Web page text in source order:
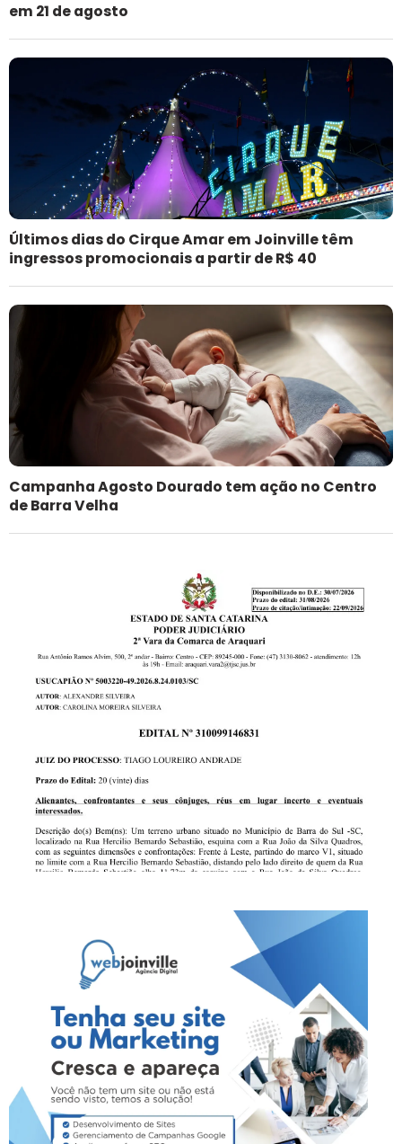
em 21 de agosto
Últimos dias do Cirque Amar em Joinville têm
ingressos promocionais a partir de R$ 40
Campanha Agosto Dourado tem ação no Centro
de Barra Velha